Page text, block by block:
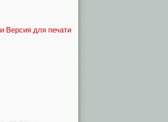
Версия для печати